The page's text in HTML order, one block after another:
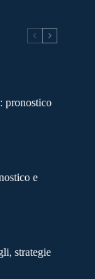
pronostico
e
strategie